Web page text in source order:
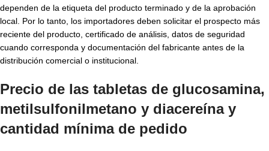
dependen de la etiqueta del producto terminado y de la aprobación
local. Por lo tanto, los importadores deben solicitar el prospecto más
reciente del producto, certificado de análisis, datos de seguridad
cuando corresponda y documentación del fabricante antes de la
distribución comercial o institucional.
Precio de las tabletas de glucosamina,
metilsulfonilmetano y diacereína y
cantidad mínima de pedido